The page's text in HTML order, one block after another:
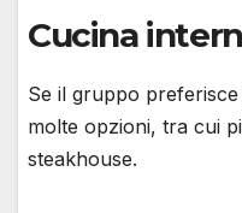
Cucina
Se il gruppo
molte opzioni, tra cui
steakhouse.